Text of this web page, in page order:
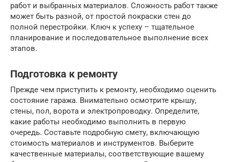
работ и выбранных материалов. Сложность работ также
может быть разной, от простой покраски стен до
полной перестройки. Ключ к успеху – тщательное
планирование и последовательное выполнение всех
этапов.
Подготовка к ремонту
Прежде чем приступить к ремонту, необходимо оценить
состояние гаража. Внимательно осмотрите крышу,
стены, пол, ворота и электропроводку. Определите,
какие работы необходимо выполнить в первую
очередь. Составьте подробную смету, включающую
стоимость материалов и инструментов. Выберите
качественные материалы, соответствующие вашему